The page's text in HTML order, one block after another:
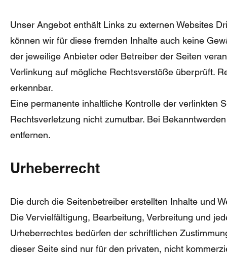
Unser Angebot enthält Links zu externen Websites
können wir für diese fremden Inhalte auch keine
der jeweilige Anbieter oder Betreiber der Seiten
Verlinkung auf mögliche Rechtsverstöße überprüft.
erkennbar.
Eine permanente inhaltliche Kontrolle der verlinkten
Rechtsverletzung nicht zumutbar. Bei
entfernen.
Urheberrecht
Die durch die Seitenbetreiber erstellten Inhalte und
Die Vervielfältigung, Bearbeitung, Verbreitung und
Urheberrechtes bedürfen der schriftlichen
dieser Seite sind nur für den privaten, nicht